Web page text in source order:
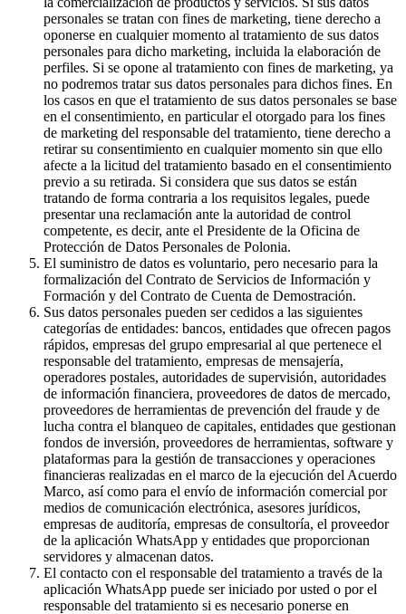
personales se tratan con fines de marketing, tiene derecho a
oponerse en cualquier momento al tratamiento de sus datos
personales para dicho marketing, incluida la elaboración de
perfiles. Si se opone al tratamiento con fines de marketing, ya
no podremos tratar sus datos personales para dichos fines. En
los casos en que el tratamiento de sus datos personales se base
en el consentimiento, en particular el otorgado para los fines
de marketing del responsable del tratamiento, tiene derecho a
retirar su consentimiento en cualquier momento sin que ello
afecte a la licitud del tratamiento basado en el consentimiento
previo a su retirada. Si considera que sus datos se están
tratando de forma contraria a los requisitos legales, puede
presentar una reclamación ante la autoridad de control
competente, es decir, ante el Presidente de la Oficina de
Protección de Datos Personales de Polonia.
El suministro de datos es voluntario, pero necesario para la
formalización del Contrato de Servicios de Información y
Formación y del Contrato de Cuenta de Demostración.
Sus datos personales pueden ser cedidos a las siguientes
categorías de entidades: bancos, entidades que ofrecen pagos
rápidos, empresas del grupo empresarial al que pertenece el
responsable del tratamiento, empresas de mensajería,
operadores postales, autoridades de supervisión, autoridades
de información financiera, proveedores de datos de mercado,
proveedores de herramientas de prevención del fraude y de
lucha contra el blanqueo de capitales, entidades que gestionan
fondos de inversión, proveedores de herramientas, software y
plataformas para la gestión de transacciones y operaciones
financieras realizadas en el marco de la ejecución del Acuerdo
Marco, así como para el envío de información comercial por
medios de comunicación electrónica, asesores jurídicos,
empresas de auditoría, empresas de consultoría, el proveedor
de la aplicación WhatsApp y entidades que proporcionan
servidores y almacenan datos.
El contacto con el responsable del tratamiento a través de la
aplicación WhatsApp puede ser iniciado por usted o por el
responsable del tratamiento si es necesario ponerse en